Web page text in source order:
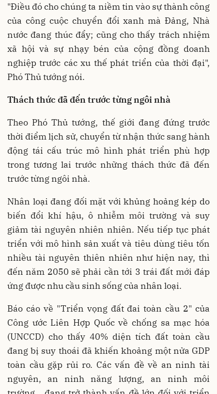
"Điều đó cho chúng ta niềm tin vào sự thành công
của công cuộc chuyển đổi xanh mà Đảng, Nhà
nước đang thúc đẩy; cũng cho thấy trách nhiệm
xã hội và sự nhạy bén của cộng đồng doanh
nghiệp trước các xu thế phát triển của thời đại",
Phó Thủ tướng nói.
Thách thức đã đến trước từng ngôi nhà
Theo Phó Thủ tướng, thế giới đang đứng trước
thời điểm lịch sử, chuyển từ nhận thức sang hành
động tái cấu trúc mô hình phát triển phù hợp
trong tương lai trước những thách thức đã đến
trước từng ngôi nhà.
Nhân loại đang đối mặt với khủng hoảng kép do
biến đổi khí hậu, ô nhiễm môi trường và suy
giảm tài nguyên nhiên nhiên. Nếu tiếp tục phát
triển với mô hình sản xuất và tiêu dùng tiêu tốn
nhiều tài nguyên thiên nhiên như hiện nay, thì
đến năm 2050 sẽ phải cần tới 3 trái đất mới đáp
ứng được nhu cầu sinh sống của nhân loại.
Báo cáo về "Triển vọng đất đai toàn cầu 2" của
Công ước Liên Hợp Quốc về chống sa mạc hóa
(UNCCD) cho thấy 40% diện tích đất toàn cầu
đang bị suy thoái đã khiến khoảng một nửa GDP
toàn cầu gặp rủi ro. Các vấn đề về an ninh tài
nguyên, an ninh năng lượng, an ninh môi